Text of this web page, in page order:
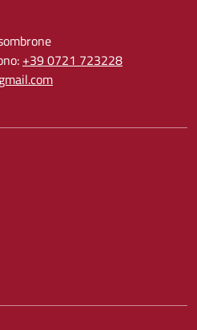
+39 0721 723228